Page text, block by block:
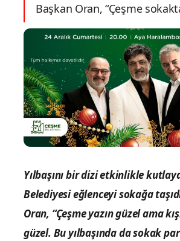
Başkan Oran, “Çeşme
Yılbaşını bir dizi etkinlikle
Belediyesi eğlenceyi sokağa
Oran, “Çeşme yazın güzel ama
güzel. Bu yılbaşında da sokak